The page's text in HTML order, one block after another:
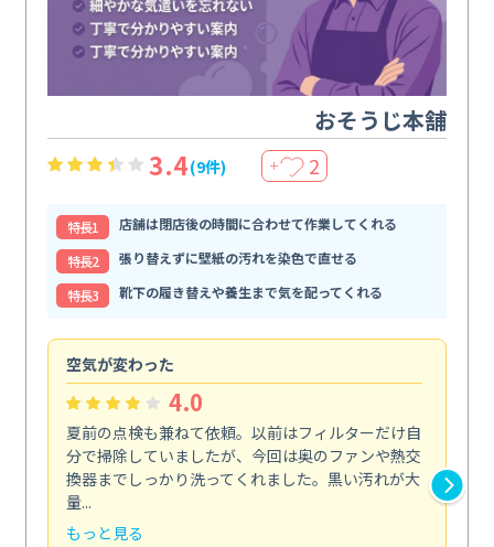
おそうじ本舗
3.4(9件) ＋ 2
特⻑1
店舗は閉店後の時間に合わせて作業してくれる
特⻑2
張り替えずに壁紙の汚れを染色で直せる
特⻑3
靴下の履き替えや養生まで気を配ってくれる
空気が変わった
4.0
夏前の点検も兼ねて依頼。以前はフィルターだけ自
分で掃除していましたが、今回は奥のファンや熱交
換器までしっかり洗ってくれました。黒い汚れが大
量...
もっと見る